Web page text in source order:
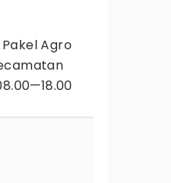
Agro